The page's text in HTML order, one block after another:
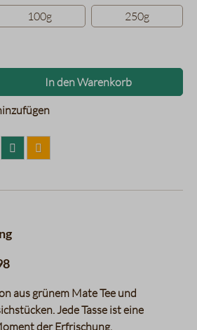
100g 250g
Anzahl: Gib den
In den Warenkorb
aus grünem Mate Tee und
Jede Tasse ist eine
der Erfrischung.